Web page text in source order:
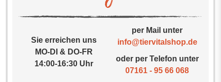
Sie erreichen uns
MO-DI & DO-FR
14:00-16:30 Uhr
per Mail unter
info@tiervitalshop.de
oder per Telefon unter
07161 - 95 66 068